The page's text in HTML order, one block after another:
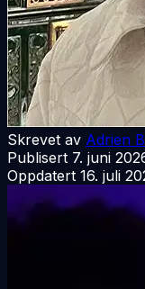
Skrevet av Adrien
Publisert 7. juni
Oppdatert 16. juli